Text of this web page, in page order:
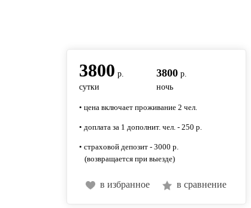
3800 р.
сутки
3800 р.
ночь
• цена включает проживание 2 чел.
• доплата за 1 дополнит. чел. - 250 р.
• страховой депозит - 3000 р.
(возвращается при выезде)
в избранное в сравнение